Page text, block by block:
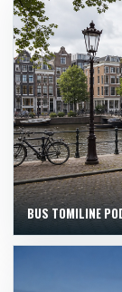
BUS TOMILINE